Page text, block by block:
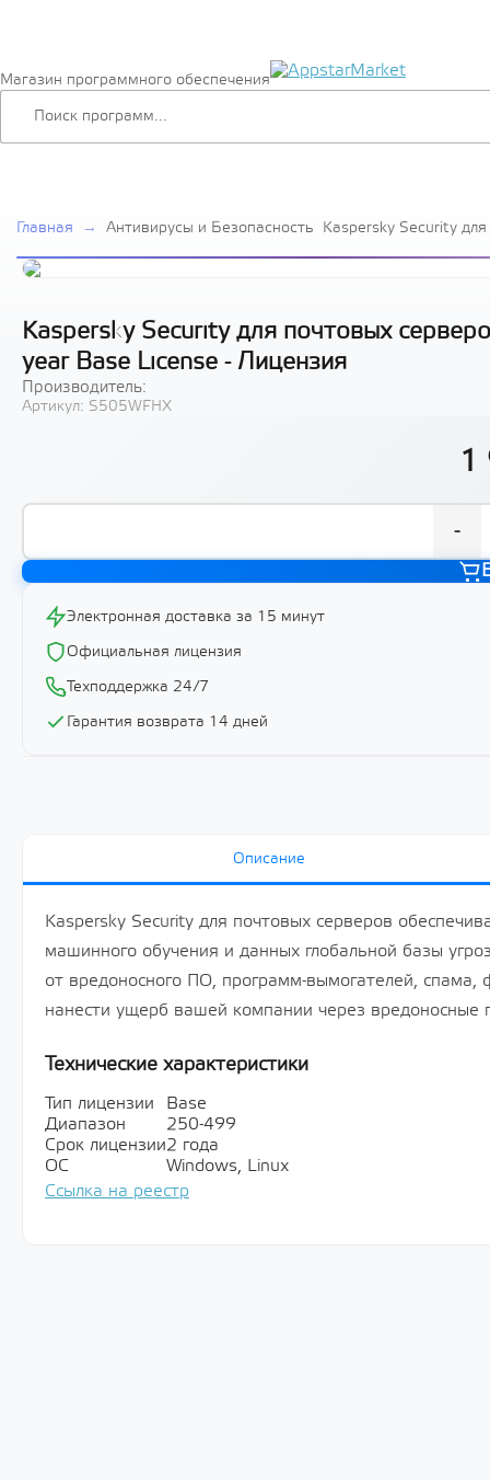
Магазин программного обеспечения
Главная → Антивирусы и Безопасность Kaspersky Security
Kaspersky Security для почтовых
year Base License - Лицензия
Производитель:
Артикул: S505WFHX
1
-
Электронная доставка за 15 минут
Официальная лицензия
Техподдержка 24/7
Гарантия возврата 14 дней
Описание
Kaspersky Security для почтовых серверов
машинного обучения и данных глобальной базы
от вредоносного ПО, программ-вымогателей,
нанести ущерб вашей компании через вредоносные
Технические характеристики
Тип лицензии
Base
Диапазон
250-499
Срок лицензии2 года
ОС
Windows, Linux
Ссылка на реестр